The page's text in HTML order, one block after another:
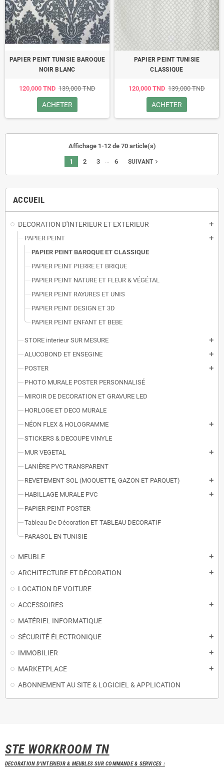
ACCUEIL
DECORATION D'INTERIEUR ET EXTERIEUR add
PAPIER PEINT add
PAPIER PEINT BAROQUE ET CLASSIQUE
PAPIER PEINT PIERRE ET BRIQUE
PAPIER PEINT NATURE ET FLEUR & VÉGÉTAL
PAPIER PEINT RAYURES ET UNIS
PAPIER PEINT DESIGN ET 3D
PAPIER PEINT ENFANT ET BEBE
STORE interieur SUR MESURE add
ALUCOBOND ET ENSEGINE add
POSTER add
PHOTO MURALE POSTER PERSONNALISÉ
MIROIR DE DECORATION ET GRAVURE LED
HORLOGE ET DECO MURALE
NÉON FLEX & HOLOGRAMME
add
STICKERS & DECOUPE VINYLE
MUR VEGETAL
add
LANIÈRE PVC TRANSPARENT
REVETEMENT SOL (MOQUETTE, GAZON ET PARQUET)
add
HABILLAGE MURALE PVC add
PAPIER PEINT POSTER
Tableau De Décoration ET TABLEAU DECORATIF
PARASOL EN TUNISIE
MEUBLE add
ARCHITECTURE ET DÉCORATION add
LOCATION DE VOITURE
ACCESSOIRES
add
MATÉRIEL INFORMATIQUE
SÉCURITÉ ÉLECTRONIQUE
add
IMMOBILIER add
MARKETPLACE add
ABONNEMENT AU SITE & LOGICIEL & APPLICATION
PAPIER PEINT TUNISIE BAROQUE
NOIR BLANC
120,000 TND 139,000 TND
ACHETER
PAPIER PEINT TUNISIE
CLASSIQUE
120,000 TND 139,000 TND
ACHETER
Affichage 1-12 de 70 article(s)
1 2 3 … 6 SUIVANTnavigate_next
STE WORKROOM TN
DECORATION D'INTERIEUR & MEUBLES SUR COMMANDE & SERVICES :